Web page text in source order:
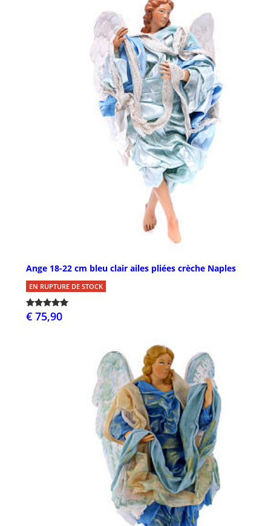
Ange 18-22 cm bleu clair ailes pliées crèche Naples
EN RUPTURE DE STOCK
€ 75,90